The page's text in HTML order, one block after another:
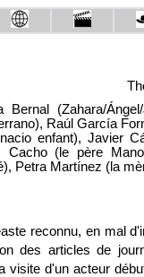
(Zahara/
Raúl García
enfant), Javier
Cacho (le père
Petra Martínez (la
reconnu, en mal
des articles de
visite d'un acteur